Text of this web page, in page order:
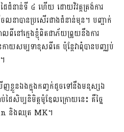
ៃ​ជំនាន់​ទី ៤ ហើយ ​ដោយ​វិវត្ត​ត្រង់​ការ​
លនា​បាន​ប្រសើរ​ជាង​ជំនាន់​មុន។ បញ្ជាក់​
ល​ពី​នៅ​ក្មេង​ខ្ញុំ​ពិត​ជា​ភ័យ​ព្រួយ​នឹង​ការ​
ាយសម្បទា​ខុស​ពី​គេ ប៉ុន្តែ​វា​ពុំ​បាន​បញ្ឈប់​
ខ្លួន​ឯង​ក្នុង​កញ្ចក់​ដូច​ទៅ​នឹង​មនុស្ស​ឯ​
ៃ​សិប្បនិមិត្ត​ម៉ូឌែល​ក្រោយ​នេះ គឺ​ច្នៃ
និង​ឈុត MK។